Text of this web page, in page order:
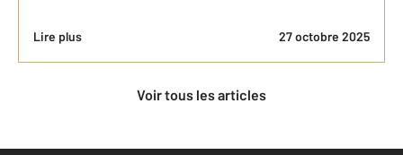
Lire plus 27 octobre 2025
Voir tous les articles